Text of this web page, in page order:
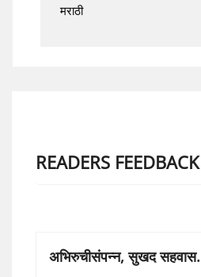
मराठी
READERS FEEDBACK
अभिरुचीसंपन्न, सुखद सहवास.